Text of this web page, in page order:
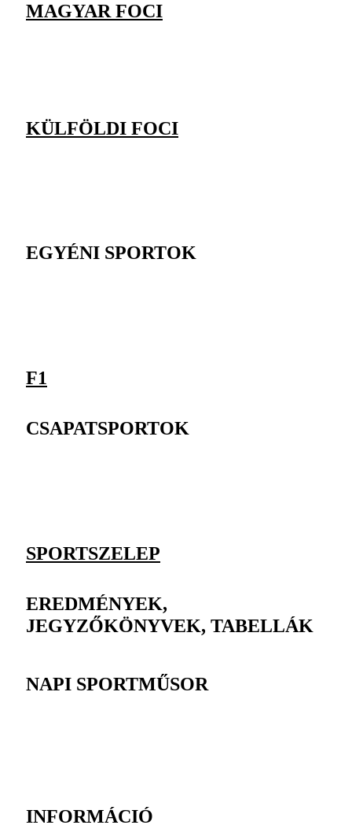
MAGYAR FOCI
KÜLFÖLDI FOCI
EGYÉNI SPORTOK
F1
CSAPATSPORTOK
SPORTSZELEP
EREDMÉNYEK,
JEGYZŐKÖNYVEK, TABELLÁK
NAPI SPORTMŰSOR
INFORMÁCIÓ